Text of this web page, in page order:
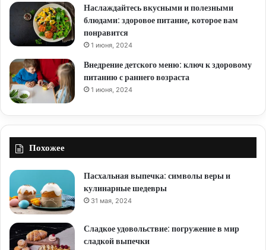
Наслаждайтесь вкусными и полезными
блюдами: здоровое питание, которое вам
понравится
1 июня, 2024
Внедрение детского меню: ключ к здоровому
питанию с раннего возраста
1 июня, 2024
Похожее
Пасхальная выпечка: символы веры и
кулинарные шедевры
31 мая, 2024
Сладкое удовольствие: погружение в мир
сладкой выпечки